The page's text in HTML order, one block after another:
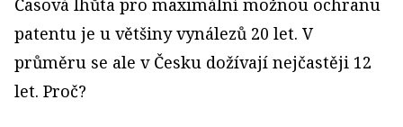
Časová lhůta pro maximální možnou ochranu
patentu je u většiny vynálezů 20 let. V
průměru se ale v Česku dožívají nejčastěji 12
let. Proč?